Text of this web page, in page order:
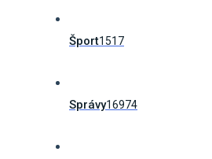
Šport1517
Správy16974